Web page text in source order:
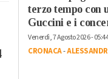
terzo tempo con
Guccini e i
Venerdì, 7 Agosto 2026 - 05:44
CRONACA-